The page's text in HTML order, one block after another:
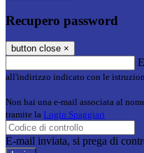
Recupero password
button close ×
all'indirizzo indicato con le
Non hai una e-mail associata al
tramite la Login Spaggiari
E-mail inviata, si prega di